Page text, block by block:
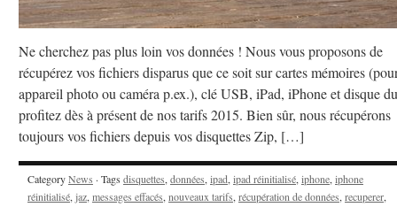
Ne cherchez pas plus loin vos données ! Nous vous proposons de
récupérez vos fichiers disparus que ce soit sur cartes mémoires
appareil photo ou caméra p.ex.), clé USB, iPad, iPhone et disque
profitez dès à présent de nos tarifs 2015. Bien sûr, nous récupérons
toujours vos fichiers depuis vos disquettes Zip, […]
CategoryNews · Tags disquettes, données, ipad, ipad réinitialisé, iphone, iphone
réinitialisé, jaz, messages effacés, nouveaux tarifs, récupération de données, recuperer,